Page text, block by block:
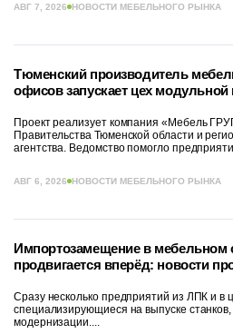
АВГ 7, 2026 НОВОСТИ МЕБЕЛЬНОГО РЫНКА
Тюменский производитель
офисов запускает цех
Проект реализует компания «Мебель
Правительства Тюменской области и
агентства. Ведомство помогло
АВГ 6, 2026 НОВОСТИ МЕБЕЛЬНОГО РЫНКА
Импортозамещение в мебельном
продвигается вперёд: новости
Сразу несколько предприятий из ЛПК и в
специализирующиеся на выпуске
модернизации....